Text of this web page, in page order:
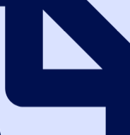
предписания
против
и
сферы по программе